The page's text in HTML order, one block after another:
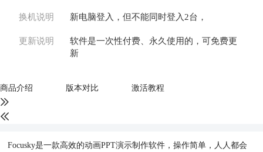
换机说明 新电脑登入，但不能同时登入2台，
更新说明
软件是一次性付费、永久使用的，可免费更
新
商品介绍 版本对比 激活教程
Focusky是一款高效的动画PPT演示制作软件，操作简单，人人都会